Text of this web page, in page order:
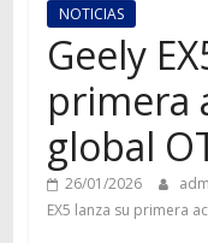
NOTICIAS
Geely
primera
global
26/01/2026
EX5 lanza su primera